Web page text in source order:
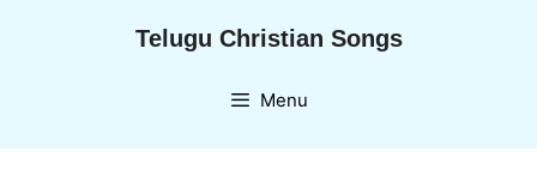
Telugu Christian Songs
Menu